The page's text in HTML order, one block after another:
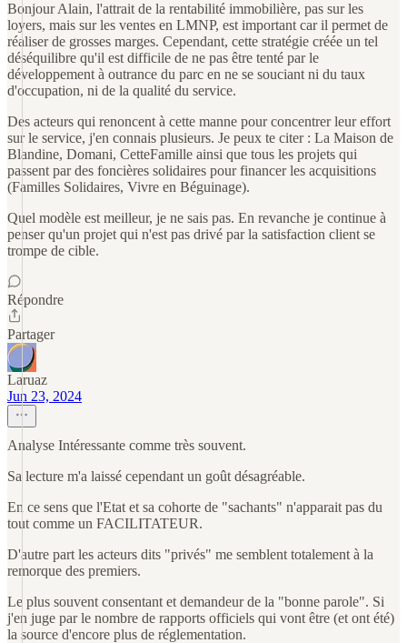
Bonjour Alain, l'attrait de la rentabilité immobilière, pas sur les
loyers, mais sur les ventes en LMNP, est important car il permet de
réaliser de grosses marges. Cependant, cette stratégie créée un tel
déséquilibre qu'il est difficile de ne pas être tenté par le
développement à outrance du parc en ne se souciant ni du taux
d'occupation, ni de la qualité du service.
Des acteurs qui renoncent à cette manne pour concentrer leur effort
sur le service, j'en connais plusieurs. Je peux te citer : La Maison de
Blandine, Domani, CetteFamille ainsi que tous les projets qui
passent par des foncières solidaires pour financer les acquisitions
(Familles Solidaires, Vivre en Béguinage).
Quel modèle est meilleur, je ne sais pas. En revanche je continue à
penser qu'un projet qui n'est pas drivé par la satisfaction client se
trompe de cible.
Répondre
Partager
Laruaz
Jun 23, 2024
Analyse Intéressante comme très souvent.
Sa lecture m'a laissé cependant un goût désagréable.
En ce sens que l'Etat et sa cohorte de "sachants" n'apparait pas du
tout comme un FACILITATEUR.
D'autre part les acteurs dits "privés" me semblent totalement à la
remorque des premiers.
Le plus souvent consentant et demandeur de la "bonne parole". Si
j'en juge par le nombre de rapports officiels qui vont être (et ont été)
la source d'encore plus de réglementation.